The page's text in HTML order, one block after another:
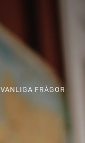
VANLIGA FRÅGOR